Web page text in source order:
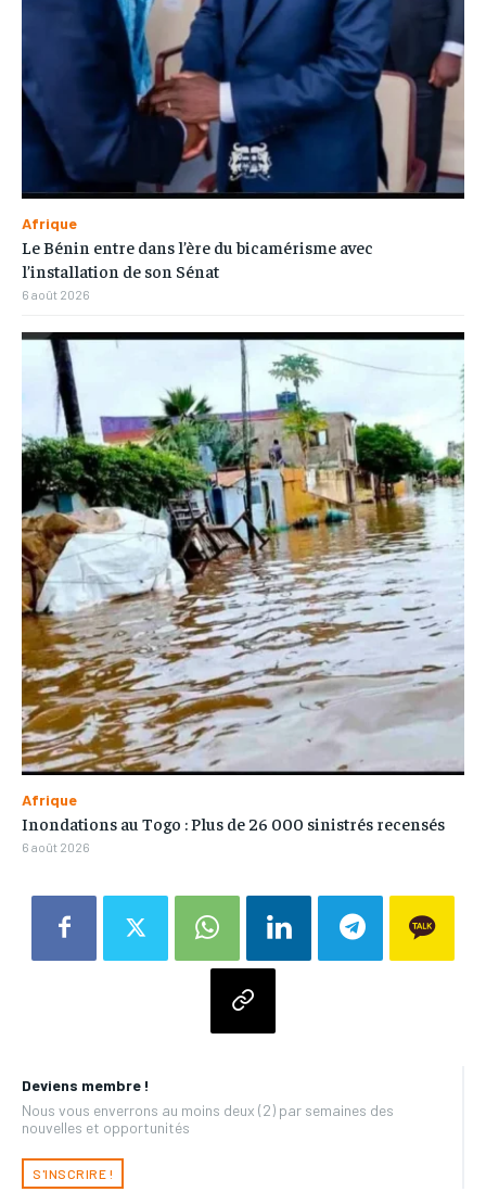
Deviens membre !
Nous vous enverrons au moins deux (2) par semaines des
nouvelles et opportunités
S'INSCRIRE !
Afrique
Le Bénin entre dans l’ère du bicamérisme avec
l’installation de son Sénat
6 août 2026
Afrique
Inondations au Togo : Plus de 26 000 sinistrés recensés
6 août 2026